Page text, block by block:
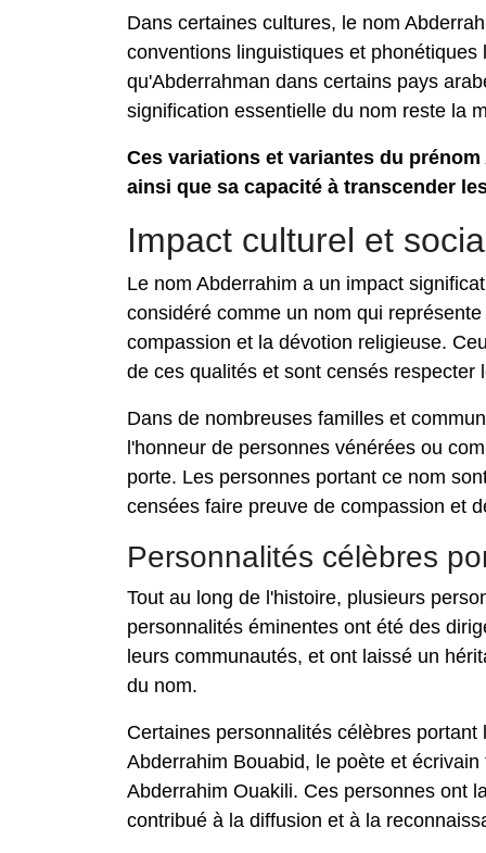
Dans certaines cultures, le nom
conventions linguistiques et
qu'Abderrahman dans certains pays
signification essentielle du nom reste la
Ces variations et variantes du
ainsi que sa capacité à transcender
Impact culturel et
Le nom Abderrahim a un impact
considéré comme un nom qui
compassion et la dévotion religieuse.
de ces qualités et sont censés
Dans de nombreuses familles et
l'honneur de personnes vénérées ou
porte. Les personnes portant ce nom
censées faire preuve de compassion et
Personnalités célèbres
Tout au long de l'histoire, plusieurs
personnalités éminentes ont été des
leurs communautés, et ont laissé un
du nom.
Certaines personnalités célèbres
Abderrahim Bouabid, le poète et
Abderrahim Ouakili. Ces personnes ont
contribué à la diffusion et à la